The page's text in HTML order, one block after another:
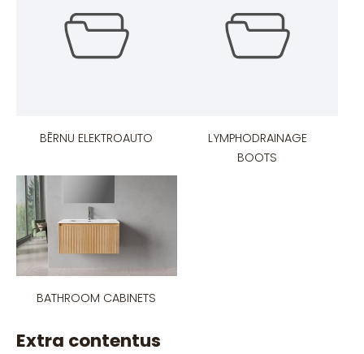
Extra contentus
BĒRNU ELEKTROAUTO
LYMPHODRAINAGE
BOOTS
BATHROOM CABINETS